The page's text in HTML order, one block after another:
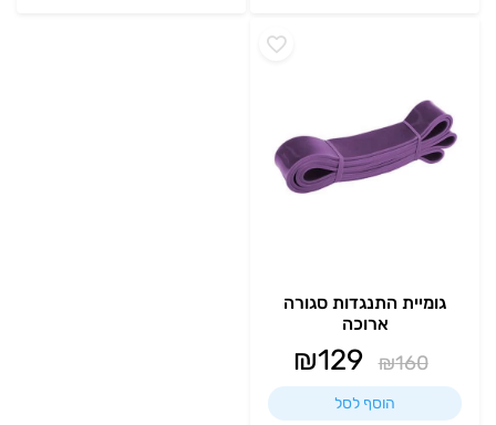
גומיית התנגדות סגורה
ארוכה
₪160
₪129
הוסף לסל